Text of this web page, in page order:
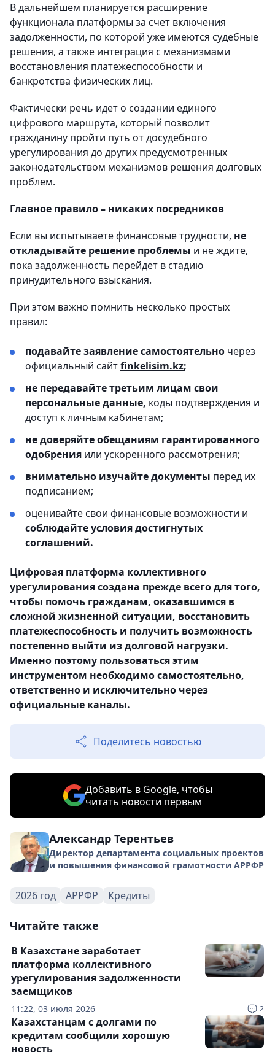
В дальнейшем планируется расширение
функционала платформы за счет включения
задолженности, по которой уже имеются судебные
решения, а также интеграция с механизмами
восстановления платежеспособности и
банкротства физических лиц.
Фактически речь идет о создании единого
цифрового маршрута, который позволит
гражданину пройти путь от досудебного
урегулирования до других предусмотренных
законодательством механизмов решения долговых
проблем.
Главное правило – никаких посредников
Если вы испытываете финансовые трудности, не
откладывайте решение проблемы и не ждите,
пока задолженность перейдет в стадию
принудительного взыскания.
При этом важно помнить несколько простых
правил:
подавайте заявление самостоятельно через
официальный сайтfinkelisim.kz;
не передавайте третьим лицам свои
персональные данные, коды подтверждения и
доступ к личным кабинетам;
не доверяйте обещаниям гарантированного
одобрения или ускоренного рассмотрения;
внимательно изучайте документы перед их
подписанием;
оценивайте свои финансовые возможности и
соблюдайте условия достигнутых
соглашений.
Цифровая платформа коллективного
урегулирования создана прежде всего для того,
чтобы помочь гражданам, оказавшимся в
сложной жизненной ситуации, восстановить
платежеспособность и получить возможность
постепенно выйти из долговой нагрузки.
Именно поэтому пользоваться этим
инструментом необходимо самостоятельно,
ответственно и исключительно через
официальные каналы.
Поделитесь новостью
Добавить в Google, чтобы
читать новости первым
Александр Терентьев
Директор департамента социальных проектов
и повышения финансовой грамотности АРРФР
2026 год АРРФР Кредиты
Читайте также
11:22, 03 июля 2026 2
В Казахстане заработает
платформа коллективного
урегулирования задолженности
заемщиков
Казахстанцам с долгами по
кредитам сообщили хорошую
новость